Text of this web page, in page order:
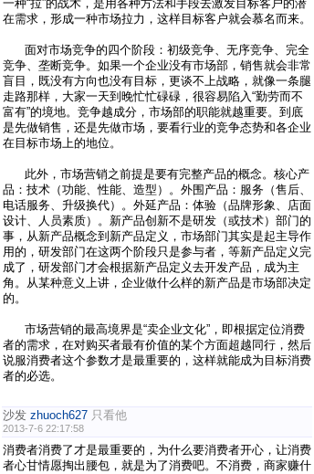
一种“拉”的战术，是用各种方法和手段去激发目标客户的潜
在需求，形成一种市场拉力，这样目标客户就会慕名而来。
面对市场竞争的四个阶段：初级竞争、无序竞争、完全
竞争、垄断竞争。如果一个企业没有市场部，销售就会非常
盲目，既没有方向也没有目标，更谈不上战略，就像一条腿
走路那样，大家一天到晚忙忙碌碌，很容易陷入“勤劳而不
富有”的境地。竞争越成分，市场部的职能就越重要。到底
是先做销售，还是先做市场，要看行业的竞争态势和各企业
在目标市场上的地位。
此外，市场营销之前提是要有完整产品的概念。核心产
品：技术（功能、性能、造型）。外围产品：服务（售后、
电话服务、升级换代）。外延产品：体验（品牌形象、店面
设计、人员素质）。新产品创新不是研发（或技术）部门的
事，从新产品概念到新产品定义，市场部门其实是起主导作
用的，研发部门在这两个阶段只是参与者，等新产品定义完
成了，研发部门才会根据新产品定义去开发产品，成为主
角。从某种意义上讲，企业做什么样的新产品是市场部决定
的。
市场营销的最高境界是“卖企业文化”，即根据定位消费
者的需求，在对购买者最有价值的某个方面超越同行，然后
说服消费者这个参数才是最重要的，这样就能成为目标消费
者的必选。
沙发 zhuoch627 只看他
2013-7-6 22:17:58
消费者消费了才是最重要的，为什么要消费者开心，让消费
者心甘情愿掏出腰包，就是为了消费吧。不消费，商家赚什